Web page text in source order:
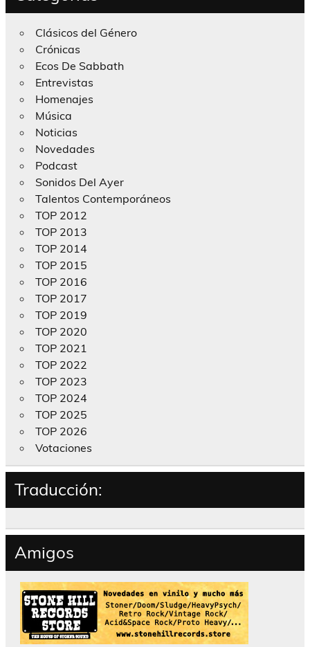
Clásicos del Género
Crónicas
Ecos De Sabbath
Entrevistas
Homenajes
Música
Noticias
Novedades
Podcast
Sonidos Del Ayer
Talentos Contemporáneos
TOP 2012
TOP 2013
TOP 2014
TOP 2015
TOP 2016
TOP 2017
TOP 2019
TOP 2020
TOP 2021
TOP 2022
TOP 2023
TOP 2024
TOP 2025
TOP 2026
Votaciones
Traducción:
Amigos